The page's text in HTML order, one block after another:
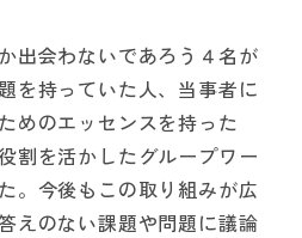
出会わないであろう４名が
を持っていた人、当事者に
めのエッセンスを持った
割を活かしたグループワー
。今後もこの取り組みが広
えのない課題や問題に議論